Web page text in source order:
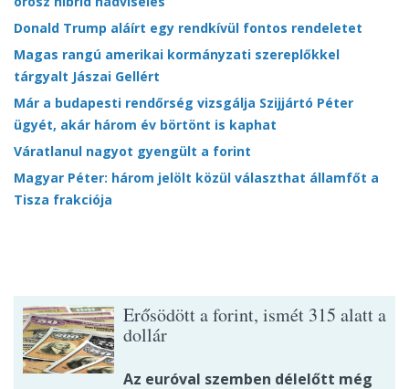
Donald Trump aláírt egy rendkívül fontos rendeletet
Magas rangú amerikai kormányzati szereplőkkel
tárgyalt Jászai Gellért
Már a budapesti rendőrség vizsgálja Szijjártó Péter
ügyét, akár három év börtönt is kaphat
Váratlanul nagyot gyengült a forint
Magyar Péter: három jelölt közül választhat államfőt a
Tisza frakciója
Erősödött a forint, ismét 315 alatt a
dollár
Az euróval szemben délelőtt még